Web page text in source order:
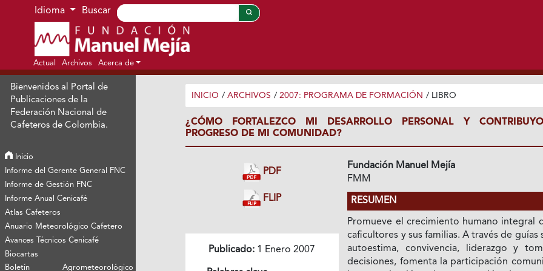
Ir al menú de navegación principal
Ir al contenido principal
Ir al pie de página del sitio
Idioma Buscar
Actual Archivos Acerca de
Bienvenidos al Portal de
Publicaciones de la
Federación Nacional de
Cafeteros de Colombia.
Inicio
Informe del Gerente General FNC
Informe de Gestión FNC
Informe Anual Cenicafé
Atlas Cafeteros
Anuario Meteorológico Cafetero
Avances Técnicos Cenicafé
Biocartas
Boletín Agrometeorológico
INICIO / ARCHIVOS / 2007: PROGRAMA DE FORMACIÓN / LIBRO
¿CÓMO FORTALEZCO MI DESARROLLO PERSONAL Y
PROGRESO DE MI COMUNIDAD?
PDF
FLIP
Publicado: 1 Enero 2007
Fundación Manuel Mejía
FMM
RESUMEN
Promueve el crecimiento humano integral
caficultores y sus familias. A través de guías
autoestima, convivencia, liderazgo y
decisiones, fomenta la participación